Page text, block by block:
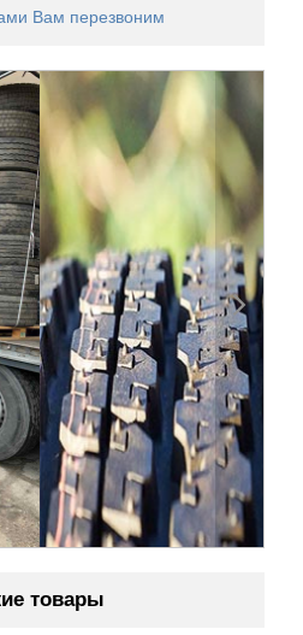
Вам перезвоним
товары